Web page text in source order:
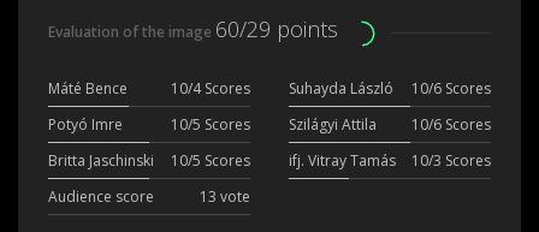
Evaluation of the image 60/29 points
Máté Bence 10/4 Scores Suhayda László
10/6 Scores
Potyó Imre
10/5 Scores Szilágyi Attila
10/6 Scores
Britta Jaschinski
10/5 Scores ifj. Vitray Tamás
10/3 Scores
Audience score
13 vote